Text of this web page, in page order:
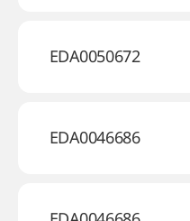
EDA0050672
EDA0046686